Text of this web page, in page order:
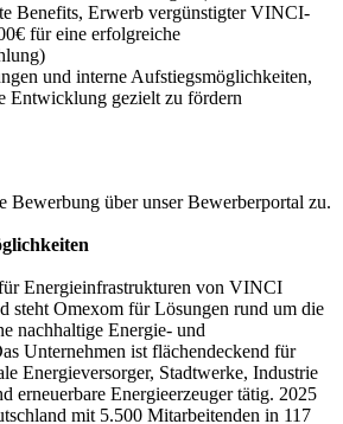
Benefits, Erwerb vergünstigter VINCI-
für eine erfolgreiche
und interne Aufstiegsmöglichkeiten,
Entwicklung gezielt zu fördern
Bewerbung über unser Bewerberportal zu.
Energieinfrastrukturen von VINCI
steht Omexom für Lösungen rund um die
nachhaltige Energie- und
Unternehmen ist flächendeckend für
Energieversorger, Stadtwerke, Industrie
erneuerbare Energieerzeuger tätig. 2025
mit 5.500 Mitarbeitenden in 117